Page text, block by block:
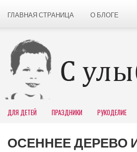
ГЛАВНАЯ СТРАНИЦА О БЛОГЕ
ДЛЯ ДЕТЕЙ ПРАЗДНИКИ РУКОДЕЛИЕ
ОСЕННЕЕ ДЕРЕВО